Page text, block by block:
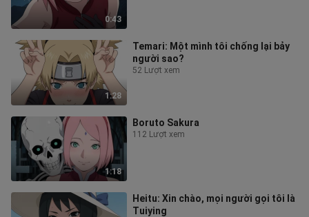
0:43
1:28
Temari: Một mình tôi chống lại bảy
người sao?
52 Lượt xem
1:18
Boruto Sakura
112 Lượt xem
Heitu: Xin chào, mọi người gọi tôi là
Tuiying